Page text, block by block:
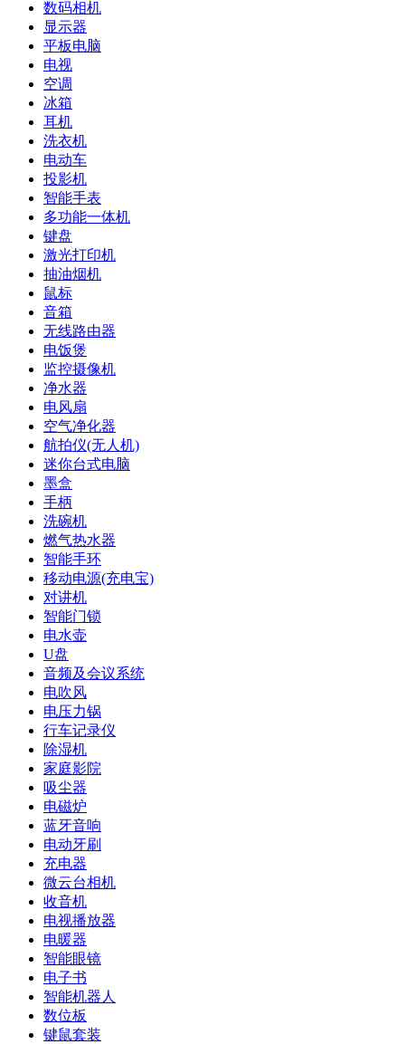
数码相机
显示器
平板电脑
电视
空调
冰箱
耳机
洗衣机
电动车
投影机
智能手表
多功能一体机
键盘
激光打印机
抽油烟机
鼠标
音箱
无线路由器
电饭煲
监控摄像机
净水器
电风扇
空气净化器
航拍仪(无人机)
迷你台式电脑
墨盒
手柄
洗碗机
燃气热水器
智能手环
移动电源(充电宝)
对讲机
智能门锁
电水壶
U盘
音频及会议系统
电吹风
电压力锅
行车记录仪
除湿机
家庭影院
吸尘器
电磁炉
蓝牙音响
电动牙刷
充电器
微云台相机
收音机
电视播放器
电暖器
智能眼镜
电子书
智能机器人
数位板
键鼠套装